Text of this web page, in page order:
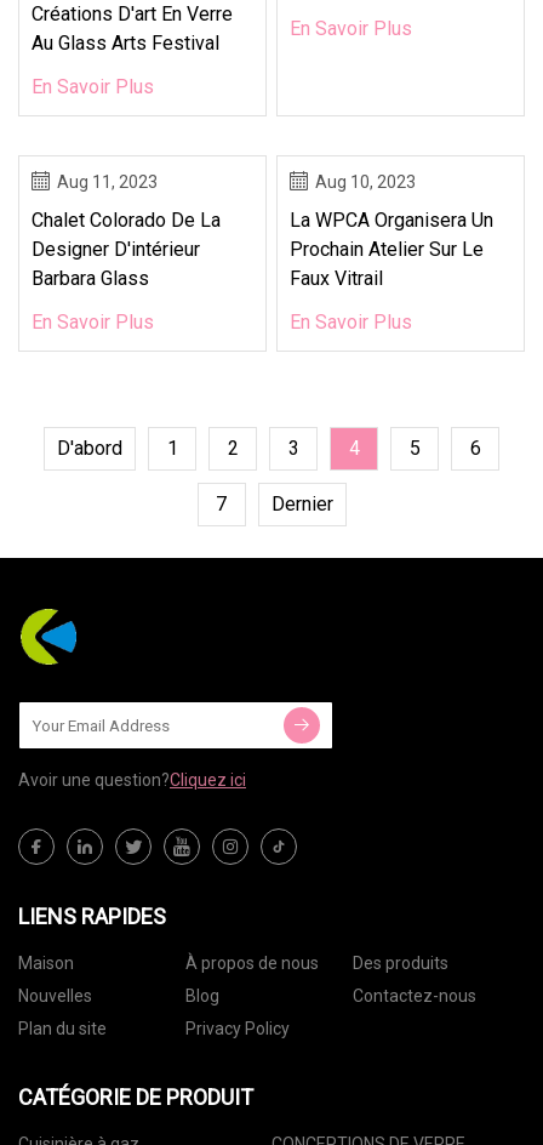
Créations D'art En Verre
Au Glass Arts Festival
En Savoir Plus
En Savoir Plus
Aug 11, 2023
Chalet Colorado De La
Designer D'intérieur
Barbara Glass
En Savoir Plus
Aug 10, 2023
La WPCA Organisera Un
Prochain Atelier Sur Le
Faux Vitrail
En Savoir Plus
D'abord 1 2 3 4 5 6
7 Dernier
Avoir une question?Cliquez ici
LIENS RAPIDES
Maison À propos de nous
Des produits
Nouvelles
Blog
Contactez-nous
Plan du site
Privacy Policy
CATÉGORIE DE PRODUIT